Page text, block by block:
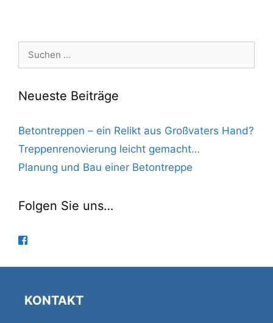
Suchen
Neueste Beiträge
Betontreppen – ein Relikt aus Großvaters Hand?
Treppenrenovierung leicht gemacht…
Planung und Bau einer Betontreppe
Folgen Sie uns…
KONTAKT